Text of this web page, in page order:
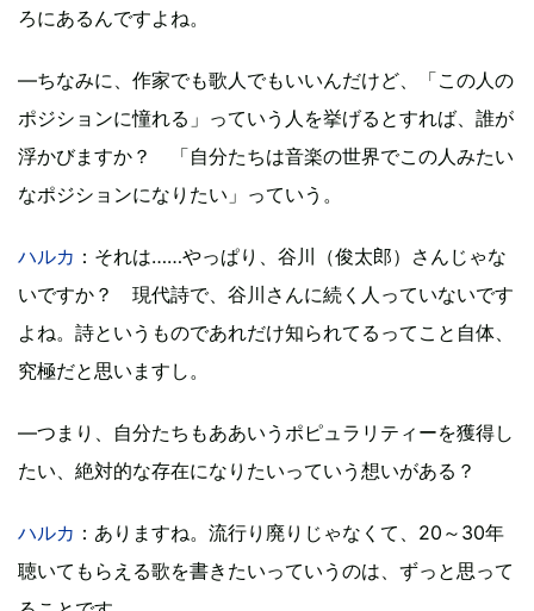
ろにあるんですよね。
―ちなみに、作家でも歌人でもいいんだけど、「この人の
ポジションに憧れる」っていう人を挙げるとすれば、誰が
浮かびますか？ 「自分たちは音楽の世界でこの人みたい
なポジションになりたい」っていう。
ハルカ ：それは……やっぱり、谷川（俊太郎）さんじゃな
いですか？ 現代詩で、谷川さんに続く人っていないです
よね。詩というものであれだけ知られてるってこと自体、
究極だと思いますし。
―つまり、自分たちもああいうポピュラリティーを獲得し
たい、絶対的な存在になりたいっていう想いがある？
ハルカ ：ありますね。流行り廃りじゃなくて、20～30年
聴いてもらえる歌を書きたいっていうのは、ずっと思って